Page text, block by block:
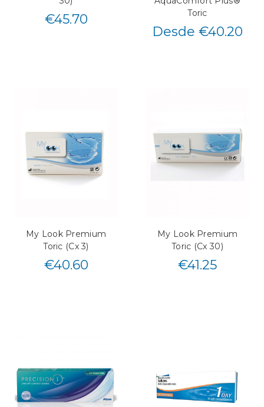
€45.70
Toric
Desde €40.20
My Look Premium
Toric (Cx 3)
€40.60
My Look Premium
Toric (Cx 30)
€41.25